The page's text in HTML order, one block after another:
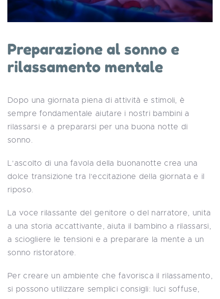
Preparazione al sonno e
rilassamento mentale
Dopo una giornata piena di attività e stimoli, è
sempre fondamentale aiutare i nostri bambini a
rilassarsi e a prepararsi per una buona notte di
sonno.
L’ascolto di una favola della buonanotte crea una
dolce transizione tra l’eccitazione della giornata e il
riposo.
La voce rilassante del genitore o del narratore, unita
a una storia accattivante, aiuta il bambino a rilassarsi,
a sciogliere le tensioni e a preparare la mente a un
sonno ristoratore.
Per creare un ambiente che favorisca il rilassamento,
si possono utilizzare semplici consigli: luci soffuse,